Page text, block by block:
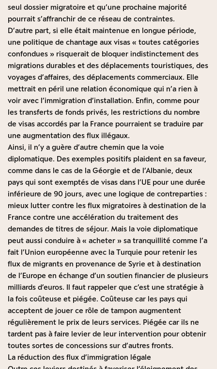
seul dossier migratoire et qu’une prochaine majorité
pourrait s’affranchir de ce réseau de contraintes.
D’autre part, si elle était maintenue en longue période,
une politique de chantage aux visas « toutes catégories
confondues » risquerait de bloquer indistinctement des
migrations durables et des déplacements touristiques, des
voyages d’affaires, des déplacements commerciaux. Elle
mettrait en péril une relation économique qui n’a rien à
voir avec l’immigration d’installation. Enfin, comme pour
les transferts de fonds privés, les restrictions du nombre
de visas accordés par la France pourraient se traduire par
une augmentation des flux illégaux.
Ainsi, il n’y a guère d’autre chemin que la voie
diplomatique. Des exemples positifs plaident en sa faveur,
comme dans le cas de la Géorgie et de l’Albanie, deux
pays qui sont exemptés de visas dans l’UE pour une durée
inférieure de 90 jours, avec une logique de contreparties :
mieux lutter contre les flux migratoires à destination de la
France contre une accélération du traitement des
demandes de titres de séjour. Mais la voie diplomatique
peut aussi conduire à « acheter » sa tranquillité comme l’a
fait l’Union européenne avec la Turquie pour retenir les
flux de migrants en provenance de Syrie et à destination
de l’Europe en échange d’un soutien financier de plusieurs
milliards d’euros. Il faut rappeler que c’est une stratégie à
la fois coûteuse et piégée. Coûteuse car les pays qui
acceptent de jouer ce rôle de tampon augmentent
régulièrement le prix de leurs services. Piégée car ils ne
tardent pas à faire levier de leur intervention pour obtenir
toutes sortes de concessions sur d’autres fronts.
La réduction des flux d’immigration légale